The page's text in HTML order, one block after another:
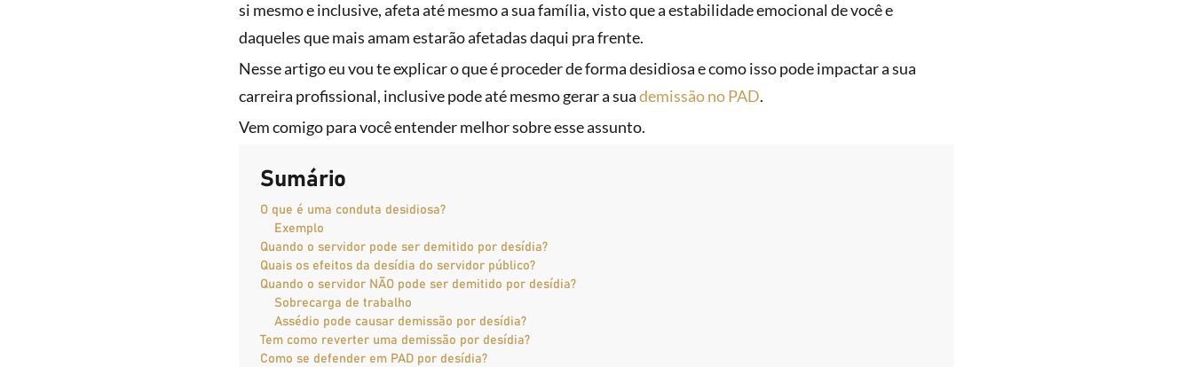
si mesmo e inclusive, afeta até mesmo a sua família, visto que a estabilidade emocional de você e
daqueles que mais amam estarão afetadas daqui pra frente.
Nesse artigo eu vou te explicar o que é proceder de forma desidiosa e como isso pode impactar a sua
carreira profissional, inclusive pode até mesmo gerar a suademissão no PAD.
Vem comigo para você entender melhor sobre esse assunto.
Sumário
O que é uma conduta desidiosa?
Exemplo
Quando o servidor pode ser demitido por desídia?
Quais os efeitos da desídia do servidor público?
Quando o servidor NÃO pode ser demitido por desídia?
Sobrecarga de trabalho
Assédio pode causar demissão por desídia?
Tem como reverter uma demissão por desídia?
Como se defender em PAD por desídia?